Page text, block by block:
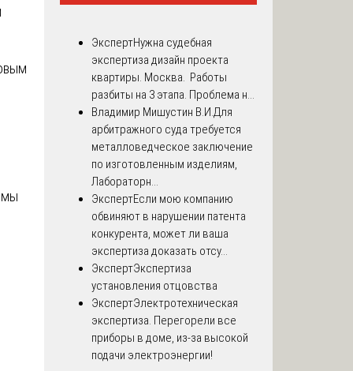
ЭкспертНужна судебная
экспертиза дизайн проекта
квартиры. Москва. Работы
разбиты на 3 этапа. Проблема н...
Владимир Мишустин В.И.Для
арбитражного суда требуется
металловедческое заключение
по изготовленным изделиям,
Лабораторн...
ЭкспертЕсли мою компанию
обвиняют в нарушении патента
конкурента, может ли ваша
экспертиза доказать отсу...
ЭкспертЭкспертиза
установления отцовства
ЭкспертЭлектротехническая
экспертиза. Перегорели все
приборы в доме, из-за высокой
подачи электроэнергии!